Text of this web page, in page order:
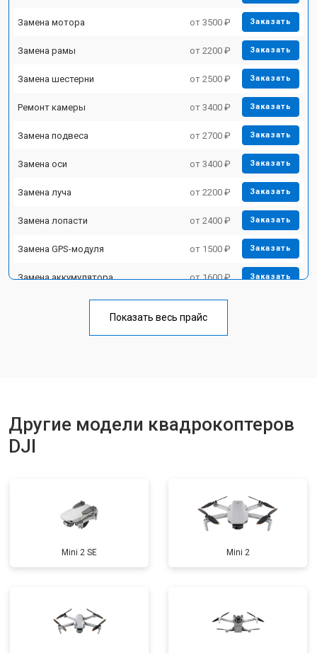
Замена мотора от 3500 ₽ Заказать
Замена рамы от 2200 ₽ Заказать
Замена шестерни от 2500 ₽ Заказать
Ремонт камеры от 3400 ₽ Заказать
Замена подвеса от 2700 ₽ Заказать
Замена оси от 3400 ₽ Заказать
Замена луча от 2200 ₽ Заказать
Замена лопасти от 2400 ₽ Заказать
Замена GPS-модуля от 1500 ₽ Заказать
Замена аккумулятора от 1600 ₽ Заказать
от 1800 ₽
Показать весь прайс
Другие модели квадрокоптеров
DJI
Mini 2 SE Mini 2